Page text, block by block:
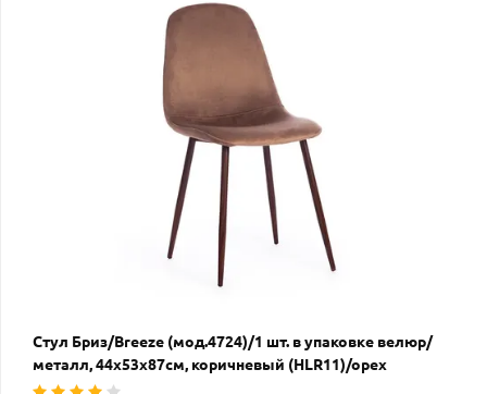
Стул Бриз/Breeze (мод.4724)/1 шт. в упаковке велюр/
металл, 44х53х87см, коричневый (HLR11)/орех